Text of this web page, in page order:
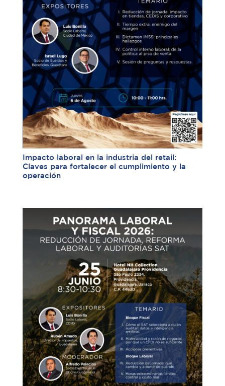
Impacto laboral en la industria del retail:
Claves para fortalecer el cumplimiento y la
operación